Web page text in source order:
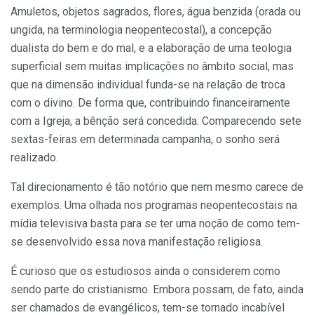
Amuletos, objetos sagrados, flores, água benzida (orada ou
ungida, na terminologia neopentecostal), a concepção
dualista do bem e do mal, e a elaboração de uma teologia
superficial sem muitas implicações no âmbito social, mas
que na dimensão individual funda-se na relação de troca
com o divino. De forma que, contribuindo financeiramente
com a Igreja, a bênção será concedida. Comparecendo sete
sextas-feiras em determinada campanha, o sonho será
realizado.
Tal direcionamento é tão notório que nem mesmo carece de
exemplos. Uma olhada nos programas neopentecostais na
mídia televisiva basta para se ter uma noção de como tem-
se desenvolvido essa nova manifestação religiosa.
É curioso que os estudiosos ainda o considerem como
sendo parte do cristianismo. Embora possam, de fato, ainda
ser chamados de evangélicos, tem-se tornado incabível